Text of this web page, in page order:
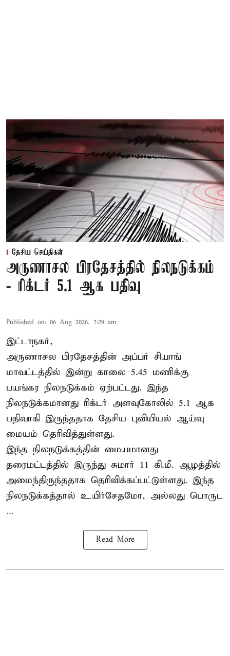
தேசிய செய்திகள்
அருணாசல பிரதேசத்தில் நிலநடுக்கம்
- ரிக்டர் 5.1 ஆக பதிவு
Published on: 06 Aug 2026, 7:29 am
இட்டாநகர்,
அருணாசல பிரதேசத்தின் அப்பர் சியாங்
மாவட்டத்தில் இன்று காலை 5.45 மணிக்கு
பயங்கர நிலநடுக்கம் ஏற்பட்டது. இந்த
நிலநடுக்கமானது ரிக்டர் அளவுகோலில் 5.1 ஆக
பதிவாகி இருந்ததாக தேசிய புவியியல் ஆய்வு
மையம் தெரிவித்துள்ளது.
இந்த நிலநடுக்கத்தின் மையமானது
தரைமட்டத்தில் இருந்து சுமார் 11 கி.மீ. ஆழத்தில்
அமைந்திருந்ததாக தெரிவிக்கப்பட்டுள்ளது. இந்த
நிலநடுக்கத்தால் உயிர்சேதமோ, அல்லது பொருட
...
Read More